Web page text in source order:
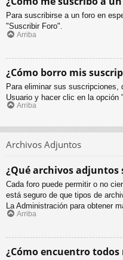
Para suscribirse a un foro en
"Suscribir Foro".
Arriba
¿Cómo borro mis
Para eliminar sus suscripciones,
Usuario y hacer clic en la opción
Arriba
Archivos Adjuntos
¿Qué archivos
Cada foro puede permitir o no
está seguro de que tipos de
La Administración para obtener
Arriba
¿Cómo encuentro